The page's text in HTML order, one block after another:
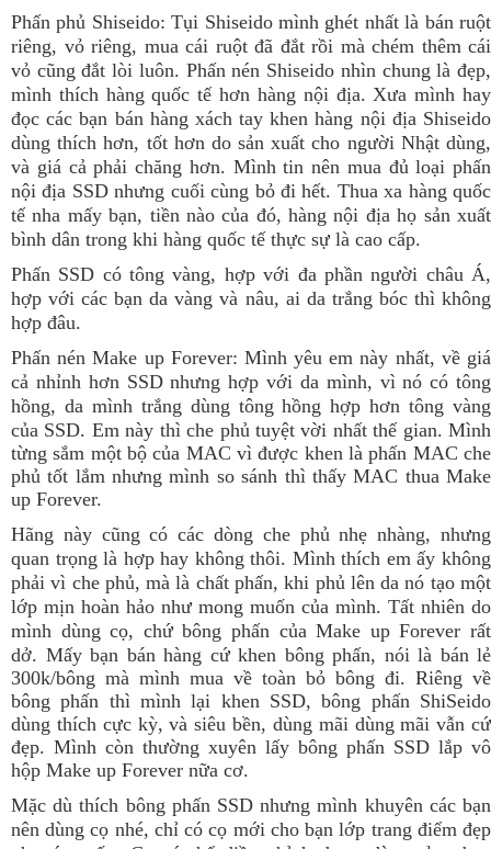
Phấn phủ Shiseido: Tụi Shiseido mình ghét nhất là bán ruột
riêng, vỏ riêng, mua cái ruột đã đắt rồi mà chém thêm cái
vỏ cũng đắt lòi luôn. Phấn nén Shiseido nhìn chung là đẹp,
mình thích hàng quốc tế hơn hàng nội địa. Xưa mình hay
đọc các bạn bán hàng xách tay khen hàng nội địa Shiseido
dùng thích hơn, tốt hơn do sản xuất cho người Nhật dùng,
và giá cả phải chăng hơn. Mình tin nên mua đủ loại phấn
nội địa SSD nhưng cuối cùng bỏ đi hết. Thua xa hàng quốc
tế nha mấy bạn, tiền nào của đó, hàng nội địa họ sản xuất
bình dân trong khi hàng quốc tế thực sự là cao cấp.
Phấn SSD có tông vàng, hợp với đa phần người châu Á,
hợp với các bạn da vàng và nâu, ai da trắng bóc thì không
hợp đâu.
Phấn nén Make up Forever: Mình yêu em này nhất, về giá
cả nhỉnh hơn SSD nhưng hợp với da mình, vì nó có tông
hồng, da mình trắng dùng tông hồng hợp hơn tông vàng
của SSD. Em này thì che phủ tuyệt vời nhất thế gian. Mình
từng sắm một bộ của MAC vì được khen là phấn MAC che
phủ tốt lắm nhưng mình so sánh thì thấy MAC thua Make
up Forever.
Hãng này cũng có các dòng che phủ nhẹ nhàng, nhưng
quan trọng là hợp hay không thôi. Mình thích em ấy không
phải vì che phủ, mà là chất phấn, khi phủ lên da nó tạo một
lớp mịn hoàn hảo như mong muốn của mình. Tất nhiên do
mình dùng cọ, chứ bông phấn của Make up Forever rất
dở. Mấy bạn bán hàng cứ khen bông phấn, nói là bán lẻ
300k/bông mà mình mua về toàn bỏ bông đi. Riêng về
bông phấn thì mình lại khen SSD, bông phấn ShiSeido
dùng thích cực kỳ, và siêu bền, dùng mãi dùng mãi vẫn cứ
đẹp. Mình còn thường xuyên lấy bông phấn SSD lắp vô
hộp Make up Forever nữa cơ.
Mặc dù thích bông phấn SSD nhưng mình khuyên các bạn
nên dùng cọ nhé, chỉ có cọ mới cho bạn lớp trang điểm đẹp